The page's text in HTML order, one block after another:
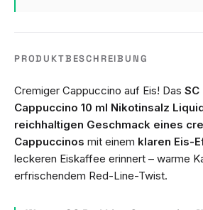
PRODUKTBESCHREIBUNG
Cremiger Cappuccino auf Eis! Das SC
Cappuccino 10 ml Nikotinsalz
reichhaltigen Geschmack eines
Cappuccinos mit einem klaren Eis-
leckeren Eiskaffee erinnert – warme
erfrischendem Red-Line-Twist.